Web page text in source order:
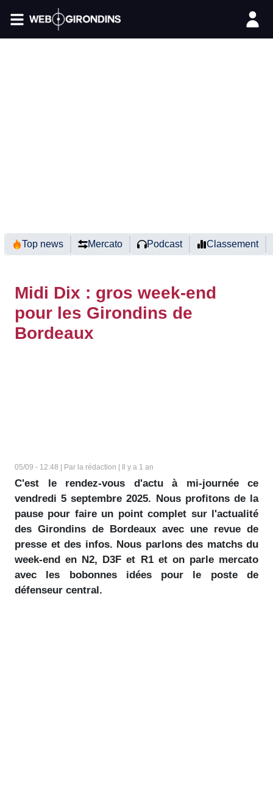
Top news Mercato Podcast Classement
Midi Dix : gros week-end
pour les Girondins de
Bordeaux
05/09 - 12:48 | Par la rédaction | Il y a 1 an
C'est le rendez-vous d'actu à mi-journée ce
vendredi 5 septembre 2025. Nous profitons de la
pause pour faire un point complet sur l'actualité
des Girondins de Bordeaux avec une revue de
presse et des infos. Nous parlons des matchs du
week-end en N2, D3F et R1 et on parle mercato
avec les bobonnes idées pour le poste de
défenseur central.